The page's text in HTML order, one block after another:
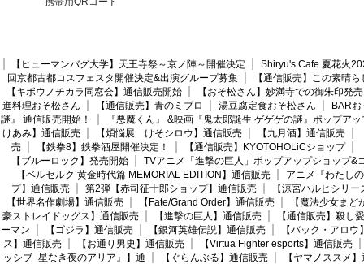
【ヒューマンバグ大学】天王寺祭～京ノ陣～開催決定
Shiryu's Cafe 夏花火
回京都古都コスフェスタ開催決定&出演グループ募集
【通信販売】この素晴
【キボウノチカラ同窓会】通信販売開始
【おそ松さん】妙満寺での御朱印発売
進料理おそ松さん
【通信販売】青のミブロ 湯豆腐定食おそ松さん
BAR
謎』 通信販売開始！
『悪魔くん』 &映画『鬼太郎誕生 ゲゲゲの謎』ポップア
けあみ】通信販売
【煩悩展 けそシロウ】通信販売 【九月酒】通信販売
売
【鉄拳8】鉄拳酒屋開催決定！ 【通信販売】KYOTOHOLiCショップ
【ブルーロック】発売開始
TVアニメ「進撃の巨人」ポップアップショップ&
【ベルセルク 黄金時代篇 MEMORIAL EDITION】通信販売
アニメ『わたし
プ】通信販売
第2弾【赤司征十郎ショップ】通信販売
【涼宮ハルヒシリ
【世界名作劇場】通信販売
【Fate/Grand Order】通信販売
【魔法少女ま
豪ストレイドッグス】通信販売
【進撃の巨人】通信販売
【通信販売】殺し愛
ーマン
【ゴジラ】通信販売 【銀河英雄伝説】通信販売
【バック・アロウ
ス】通信販売
【お通り男史】通信販売
【Virtua Fighter esports】通信販売
ッシブ- 星なき夜のアリア』】通
【ぐらんぶる】通信販売
【ヤマノススメ